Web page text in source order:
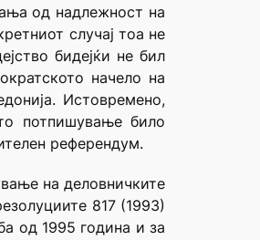
од надлежност на
случај тоа не
бидејќи не бил
начело на
Истовремено,
потпишување било
референдум.
на деловничките
817 (1993)
од 1995 година и за